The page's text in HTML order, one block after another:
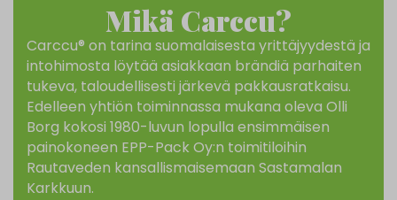
Mikä Carccu?
Carccu® on tarina suomalaisesta yrittäjyydestä ja
intohimosta löytää asiakkaan brändiä parhaiten
tukeva, taloudellisesti järkevä pakkausratkaisu.
Edelleen yhtiön toiminnassa mukana oleva Olli
Borg kokosi 1980-luvun lopulla ensimmäisen
painokoneen EPP-Pack Oy:n toimitiloihin
Rautaveden kansallismaisemaan Sastamalan
Karkkuun.